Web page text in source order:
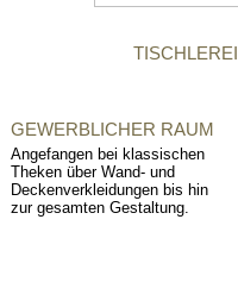
TISCHLEREI
GEWERBLICHER RAUM
Angefangen bei klassischen
Theken über Wand- und
Deckenverkleidungen bis hin
zur gesamten Gestaltung.